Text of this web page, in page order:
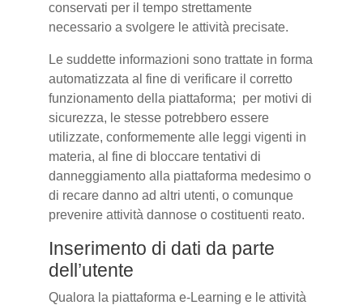
conservati per il tempo strettamente
necessario a svolgere le attività precisate.
Le suddette informazioni sono trattate in forma
automatizzata al fine di verificare il corretto
funzionamento della piattaforma; per motivi di
sicurezza, le stesse potrebbero essere
utilizzate, conformemente alle leggi vigenti in
materia, al fine di bloccare tentativi di
danneggiamento alla piattaforma medesimo o
di recare danno ad altri utenti, o comunque
prevenire attività dannose o costituenti reato.
Inserimento di dati da parte
dell’utente
Qualora la piattaforma e-Learning e le attività